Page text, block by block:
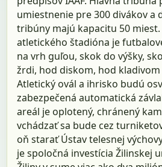
umiestnenie pre 300 divákov a
tribúny majú kapacitu 50 miest.
atletického štadióna je
na vrh guľou, skok do výšky,
žrdi, hod diskom, hod
Atletický ovál a ihrisko budú
zabezpečená automatická
areál je oplotený, chránený
vchádzať sa bude cez
oň starať Ústav telesnej
je spoločná investícia Žilinskej